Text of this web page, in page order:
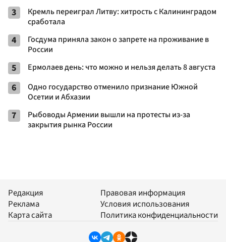
3
Кремль переиграл Литву: хитрость с Калининградом
сработала
4
Госдума приняла закон о запрете на проживание в
России
5 Ермолаев день: что можно и нельзя делать 8 августа
6
Одно государство отменило признание Южной
Осетии и Абхазии
7
Рыбоводы Армении вышли на протесты из-за
закрытия рынка России
Редакция
Реклама
Карта сайта
Правовая информация
Условия использования
Политика конфиденциальности